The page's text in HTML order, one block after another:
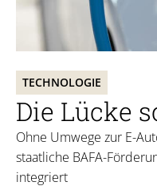
TECHNOLOGIE
Die Lücke
Ohne Umwege zur E-
staatliche BAFA-
integriert